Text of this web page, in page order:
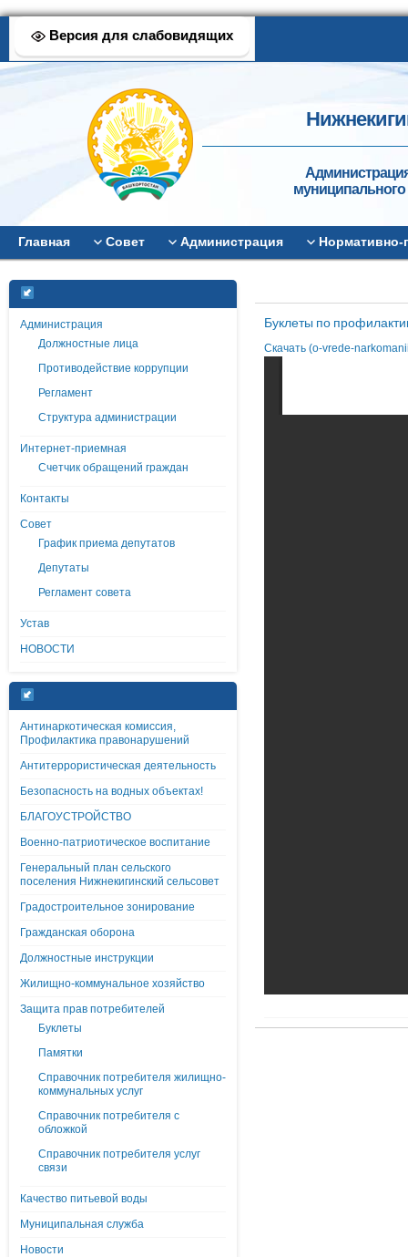
Версия для слабовидящих
муниципального
Главная Совет Администрация
Администрация
Должностные лица
Противодействие коррупции
Регламент
Структура администрации
Интернет-приемная
Счетчик обращений граждан
Контакты
Совет
График приема депутатов
Депутаты
Регламент совета
Устав
НОВОСТИ
Антинаркотическая комиссия,
Профилактика правонарушений
Антитеррористическая деятельность
Безопасность на водных объектах!
БЛАГОУСТРОЙСТВО
Военно-патриотическое воспитание
Генеральный план сельского
поселения Нижнекигинский сельсовет
Градостроительное зонирование
Гражданская оборона
Должностные инструкции
Жилищно-коммунальное хозяйство
Защита прав потребителей
Буклеты
Памятки
Справочник потребителя жилищно-
коммунальных услуг
Справочник потребителя с
обложкой
Справочник потребителя услуг
связи
Качество питьевой воды
Муниципальная служба
Новости
Буклеты по
Скачать (o-vrede-